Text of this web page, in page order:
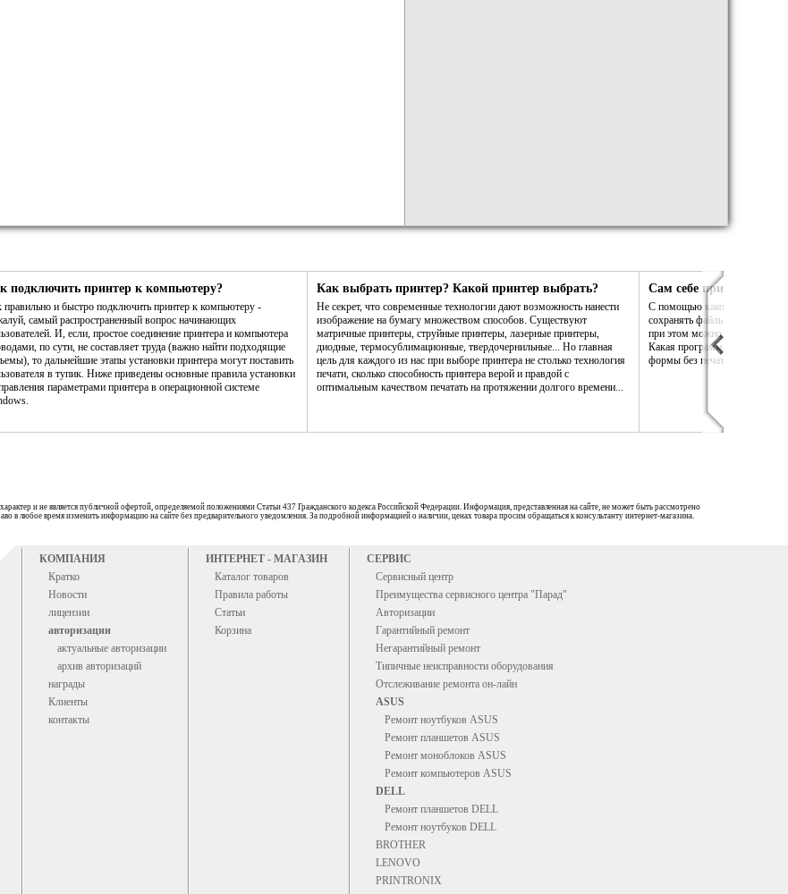
подключить принтер к компьютеру?
правильно и быстро подключить принтер к компьютеру -
самый распространенный вопрос начинающих
И, если, простое соединение принтера и компьютера
по сути, не составляет труда (важно найти подходящие
то дальнейшие этапы установки принтера могут поставить
в тупик. Ниже приведены основные правила установки
параметрами принтера в операционной системе
Как выбрать принтер? Какой принтер выбрать?
Не секрет, что современные технологии дают возможность нанести
изображение на бумагу множеством способов. Существуют
матричные принтеры, струйные принтеры, лазерные принтеры,
диодные, термосублимационные, твердочернильные... Но главная
цель для каждого из нас при выборе принтера не столько технология
печати, сколько способность принтера верой и правдой с
оптимальным качеством печатать на протяжении долгого времени...
Сам себе принтер. Сам
С помощью какой программы
сохранять файлы PDF так,
при этом можно было бы
Какая программа даст
формы без печати на бумаге?
и не является публичной офертой, определяемой положениями Статьи 437 Гражданского кодекса Российской Федерации. Информация, представленная на сайте, не может быть рассмотрено
в любое время изменить информацию на сайте без предварительного уведомления. За подробной информацией о наличии, ценах товара просим обращаться к консультанту интернет-магазина.
КОМПАНИЯ
Кратко
Новости
лицензии
авторизации
актуальные авторизации
архив авторизаций
награды
Клиенты
контакты
ИНТЕРНЕТ - МАГАЗИН
Каталог товаров
Правила работы
Статьи
Корзина
СЕРВИС
Сервисный центр
Преимущества сервисного центра "Парад"
Авторизации
Гарантийный ремонт
Негарантийный ремонт
Типичные неисправности оборудования
Отслеживание ремонта он-лайн
ASUS
Ремонт ноутбуков ASUS
Ремонт планшетов ASUS
Ремонт моноблоков ASUS
Ремонт компьютеров ASUS
DELL
Ремонт планшетов DELL
Ремонт ноутбуков DELL
BROTHER
LENOVO
PRINTRONIX